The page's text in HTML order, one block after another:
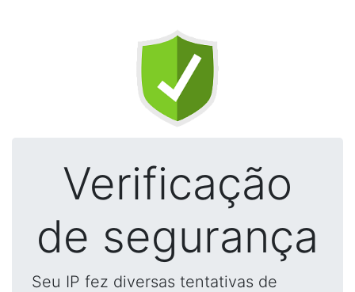
Verificação
de segurança
Seu IP fez diversas tentativas de